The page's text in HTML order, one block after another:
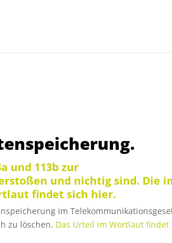
und 113b zur
und nichtig sind. Die
findet sich hier.
im
zu löschen. Das Urteil im Wortlaut findet